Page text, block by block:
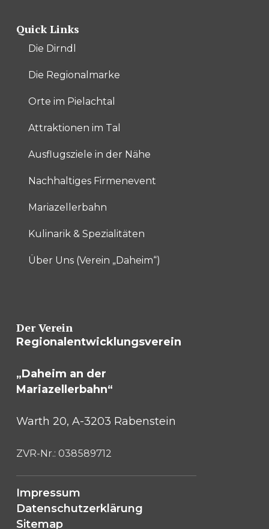
Quick Links
Die Dirndl
Die Regionalmarke
Orte im Pielachtal
Attraktionen im Tal
Ausflugsziele in der Nähe
Nachhaltiges Firmenevent
Mariazellerbahn
Kulinarik & Spezialitäten
Über Uns (Verein „Daheim“)
Der Verein
Regionalentwicklungsverein
„Daheim an der
Mariazellerbahn“
Warth 20, A-3203 Rabenstein
ZVR-Nr.: 038589712
Impressum
Datenschutzerklärung
Sitemap